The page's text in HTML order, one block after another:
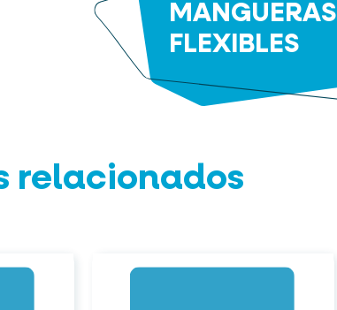
MANGUERAS
FLEXIBLES
relacionados